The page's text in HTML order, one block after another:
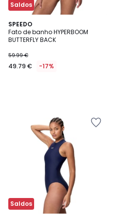
Saldos
SPEEDO
Fato de banho HYPERBOOM
BUTTERFLY BACK
59.99 €
49.79 € -17%
Saldos